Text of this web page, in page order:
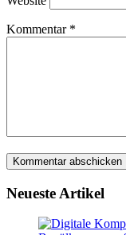
Kommentar *
Neueste Artikel